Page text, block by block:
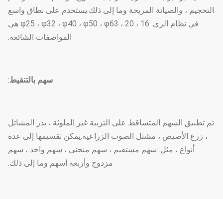
التحجيم ، والصيانة المريحة وما إلى ذلك.يستخدم على نطاق واسع
في نظام الري. 16 ، 20 ، φ25 ، φ32 ، φ40 ، φ50 ، φ63 هي
المواصفات الشائعة.
سهم بالتنقيط:
تم تطبيق السهم المتساقط على التربية غير الملوثة ، بذر المشاتل
، زرع الأصيص ، مشتل الصوب الزراعية.يمكن تقسيمها إلى عدة
أنواع ، مثل: سهم مستقيم ، سهم منحني ، سهم واحد ، سهم
مزدوج وأربعة أسهم وما إلى ذلك.